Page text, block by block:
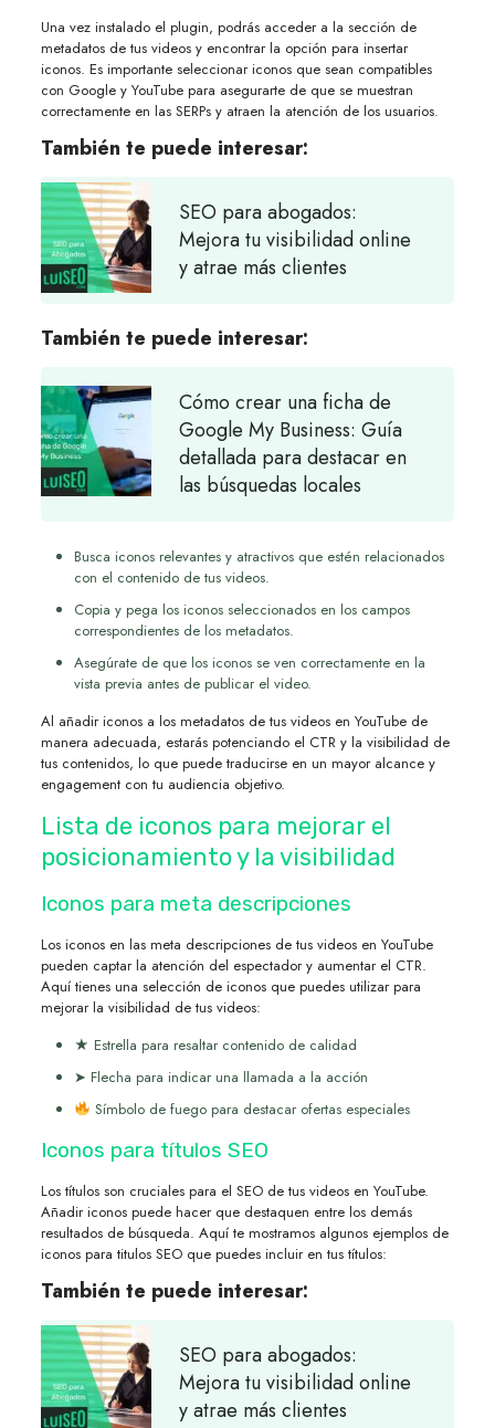
Una vez instalado el plugin, podrás acceder a la sección de
metadatos de tus videos y encontrar la opción para insertar
iconos. Es importante seleccionar iconos que sean compatibles
con Google y YouTube para asegurarte de que se muestran
correctamente en las SERPs y atraen la atención de los usuarios.
También te puede interesar:
SEO para abogados:
Mejora tu visibilidad online
y atrae más clientes
También te puede interesar:
Cómo crear una ficha de
Google My Business: Guía
detallada para destacar en
las búsquedas locales
Busca iconos relevantes y atractivos que estén relacionados
con el contenido de tus videos.
Copia y pega los iconos seleccionados en los campos
correspondientes de los metadatos.
Asegúrate de que los iconos se ven correctamente en la
vista previa antes de publicar el video.
Al añadir iconos a los metadatos de tus videos en YouTube de
manera adecuada, estarás potenciando el CTR y la visibilidad de
tus contenidos, lo que puede traducirse en un mayor alcance y
engagement con tu audiencia objetivo.
Lista de iconos para mejorar el
posicionamiento y la visibilidad
Iconos para meta descripciones
Los iconos en las meta descripciones de tus videos en YouTube
pueden captar la atención del espectador y aumentar el CTR.
Aquí tienes una selección de iconos que puedes utilizar para
mejorar la visibilidad de tus videos:
★ Estrella para resaltar contenido de calidad
➤ Flecha para indicar una llamada a la acción
Símbolo de fuego para destacar ofertas especiales
Iconos para títulos SEO
Los títulos son cruciales para el SEO de tus videos en YouTube.
Añadir iconos puede hacer que destaquen entre los demás
resultados de búsqueda. Aquí te mostramos algunos ejemplos de
iconos para titulos SEO que puedes incluir en tus títulos:
También te puede interesar:
SEO para abogados:
Mejora tu visibilidad online
y atrae más clientes